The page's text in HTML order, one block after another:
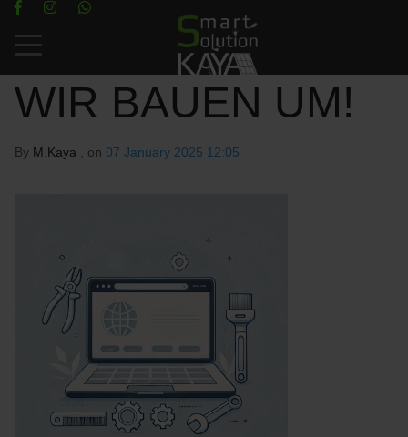
Mobile Menu Toggle
WIR BAUEN UM!
By M.Kaya , on 07 January 2025 12:05